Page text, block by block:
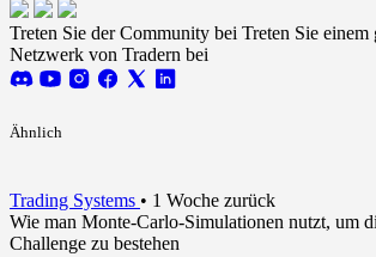
Treten Sie der Community bei Treten Sie einem
Netzwerk von Tradern bei
Ähnlich
Trading Systems • 1 Woche zurück
Wie man Monte-Carlo-Simulationen nutzt, um
Challenge zu bestehen